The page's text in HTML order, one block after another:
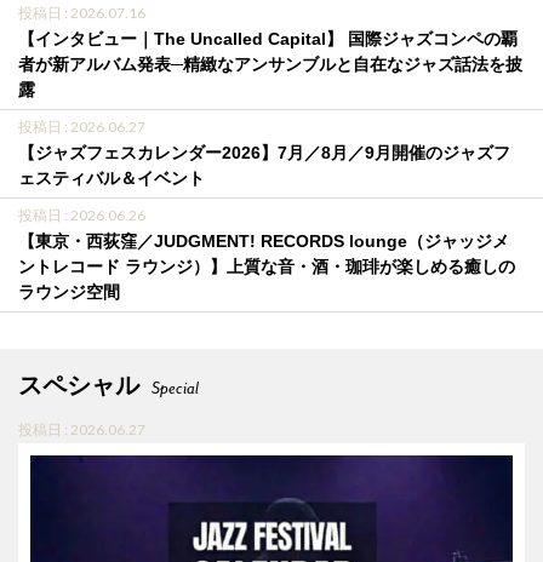
投稿日 : 2026.07.16
【インタビュー｜The Uncalled Capital】 国際ジャズコンペの覇
者が新アルバム発表─精緻なアンサンブルと自在なジャズ話法を披
露
投稿日 : 2026.06.27
【ジャズフェスカレンダー2026】7月／8月／9月開催のジャズフ
ェスティバル＆イベント
投稿日 : 2026.06.26
【東京・西荻窪／JUDGMENT! RECORDS lounge（ジャッジメ
ントレコード ラウンジ）】上質な音・酒・珈琲が楽しめる癒しの
ラウンジ空間
スペシャル Special
投稿日 : 2026.06.27